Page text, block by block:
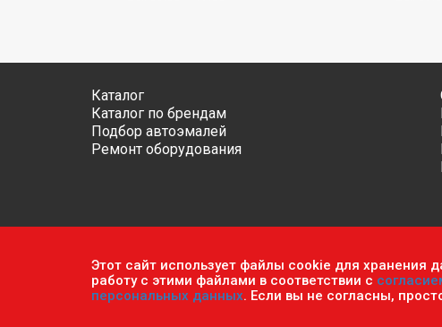
Каталог
Каталог по брендам
Подбор автоэмалей
Ремонт оборудования
Обратите внимание, что данный сайт носит
ч.2 ст. 437 Гражданского кодекса РФ.Политика
Этот сайт использует файлы cookie для хранения
работу с этими файлами в соответствии с
персональных данных. Если вы не согласны,